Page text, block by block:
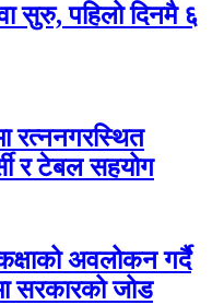
सुरु, पहिलो दिनमै ६
रत्ननगरस्थित
र टेबल सहयोग
अवलोकन गर्दै
सरकारको जोड